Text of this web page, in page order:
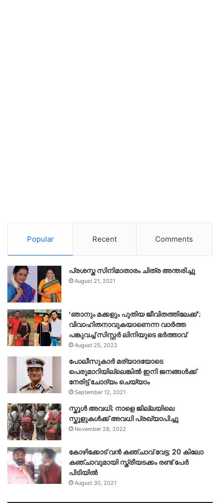
Popular Recent Comments
പ്രശസ്ത സിനിമാതാരം ചിത്ര അന്തരിച്ചു
August 21, 2021
‘ഞാനും മക്കളും പുതിയ ജീവിതത്തിലേക്ക്’;
വിവാഹിതനാവുകയാണെന്ന വാർത്ത
പങ്കുവച്ച് സിസ്റ്റർ ലിനിയുടെ ഭർത്താവ്
August 25, 2022
പോലീസുകാര്‍ മര്യാദയോടെ
പെരുമാറിയില്ലെങ്കില്‍ ഇനി ജനങ്ങള്‍ക്ക്
നേരിട്ട് ചോദ്യം ചെയ്യാം
September 12, 2021
സ്കൂൾ അവധി; നാളെ ജില്ലയിലെ
സ്കൂളുകൾക്ക് അവധി പ്രഖ്യാപിച്ചു
November 28, 2022
കോഴിക്കോട് വൻ കഞ്ചാവ് വേട്ട: 20 കിലോ
കഞ്ചാവുമായി സ്ത്രീയടക്കം രണ്ട് പേർ
പിടിയിൽ
August 30, 2021